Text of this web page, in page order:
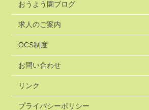
おうよう園ブログ
求人のご案内
OCS制度
お問い合わせ
リンク
プライバシーポリシー